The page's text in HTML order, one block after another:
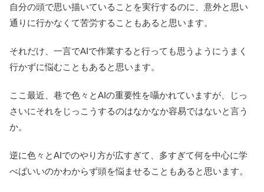
自分の頭で思い描いていることを実行するのに、意外と思い
通りに行かなくて苦労することもあると思います。
それだけ、一言でAIで作業すると行っても思うようにうまく
行かずに悩むこともあると思います。
ここ最近、巷で色々とAIの重要性を囁かれていますが、じっ
さいにそれをじっこうするのはなかなか容易ではないと言う
か。
逆に色々とAIでのやり方が広すぎて、多すぎて何を中心に学
べばいいのかわからず頭を悩ませることもあると思います。